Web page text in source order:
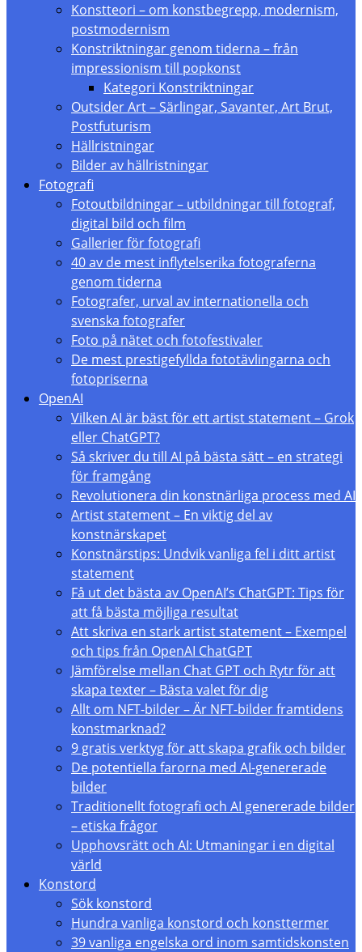
Konstteori – om konstbegrepp, modernism,
postmodernism
Konstriktningar genom tiderna – från
impressionism till popkonst
Kategori Konstriktningar
Outsider Art – Särlingar, Savanter, Art Brut,
Postfuturism
Hällristningar
Bilder av hällristningar
Fotografi
Fotoutbildningar – utbildningar till fotograf,
digital bild och film
Gallerier för fotografi
40 av de mest inflytelserika fotograferna
genom tiderna
Fotografer, urval av internationella och
svenska fotografer
Foto på nätet och fotofestivaler
De mest prestigefyllda fototävlingarna och
fotopriserna
OpenAI
Vilken AI är bäst för ett artist statement – Grok
eller ChatGPT?
Så skriver du till AI på bästa sätt – en strategi
för framgång
Revolutionera din konstnärliga process med AI
Artist statement – En viktig del av
konstnärskapet
Konstnärstips: Undvik vanliga fel i ditt artist
statement
Få ut det bästa av OpenAI’s ChatGPT: Tips för
att få bästa möjliga resultat
Att skriva en stark artist statement – Exempel
och tips från OpenAI ChatGPT
Jämförelse mellan Chat GPT och Rytr för att
skapa texter – Bästa valet för dig
Allt om NFT-bilder – Är NFT-bilder framtidens
konstmarknad?
9 gratis verktyg för att skapa grafik och bilder
De potentiella farorna med AI-genererade
bilder
Traditionellt fotografi och AI genererade bilder
– etiska frågor
Upphovsrätt och AI: Utmaningar i en digital
värld
Konstord
Sök konstord
Hundra vanliga konstord och konsttermer
39 vanliga engelska ord inom samtidskonsten